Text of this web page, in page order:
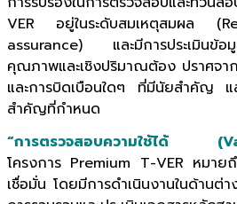
VER อยู่ในระดับสมเหตุสมผล
assurance) และมีการประเมินข้อมู
คุณภาพและเชิงปริมาณต้อง ปราศจา
และการบิดเบือนใดๆ ที่มีนัยสำคัญ แ
สำคัญที่กำหนด
“การตรวจสอบความใช้ได้
โครงการ Premium T-VER หมาย
เชื่อมั่น โดยมีการดำเนินงานในด้าน